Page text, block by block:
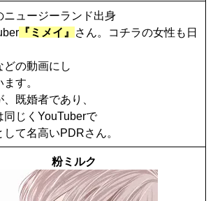
ニュージーランド出身
『ミメイ』
さん。コチラの女性も日
どの動画にし
す。
既婚者であり、
同じくYouTuberで
して名高いPDRさん。
粉ミルク